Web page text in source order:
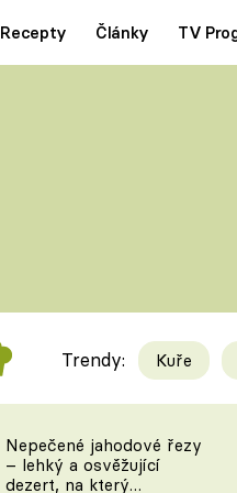
Recepty Články TV
Videorecepty
TEĎ VAŘÍ ŠÉF!
Trendy: Kuře
Nepečené jahodové řezy
– lehký a osvěžující
dezert, na který